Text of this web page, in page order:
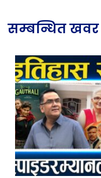
सम्बन्धित खवर